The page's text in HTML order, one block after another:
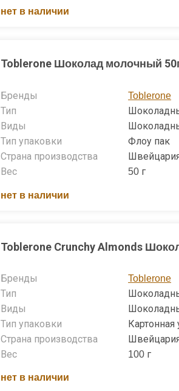
нет в наличии
Toblerone Шоколад молочный
Бренды
Toblerone
Тип
Виды
Тип упаковки
Флоу пак
Страна производства
Вес
50 г
нет в наличии
Toblerone Crunchy Almonds
Бренды
Toblerone
Тип
Виды
Тип упаковки
Картонная
Страна производства
Вес
100 г
нет в наличии